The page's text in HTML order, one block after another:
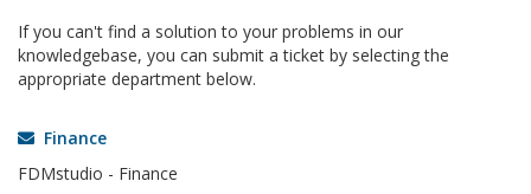
If you can't find a solution to your problems in our
knowledgebase, you can submit a ticket by selecting the
appropriate department below.
Finance
FDMstudio - Finance